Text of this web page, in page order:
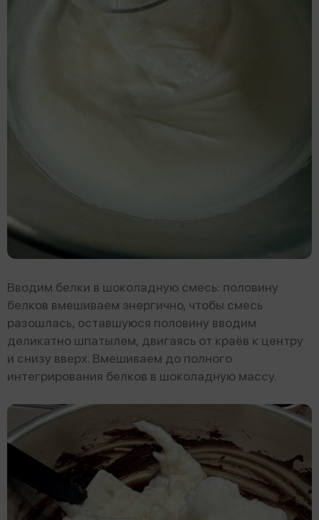
Вводим белки в шоколадную смесь: половину
белков вмешиваем энергично, чтобы смесь
разошлась, оставшуюся половину вводим
деликатно шпатылем, двигаясь от краёв к центру
и снизу вверх. Вмешиваем до полного
интегрирования белков в шоколадную массу.